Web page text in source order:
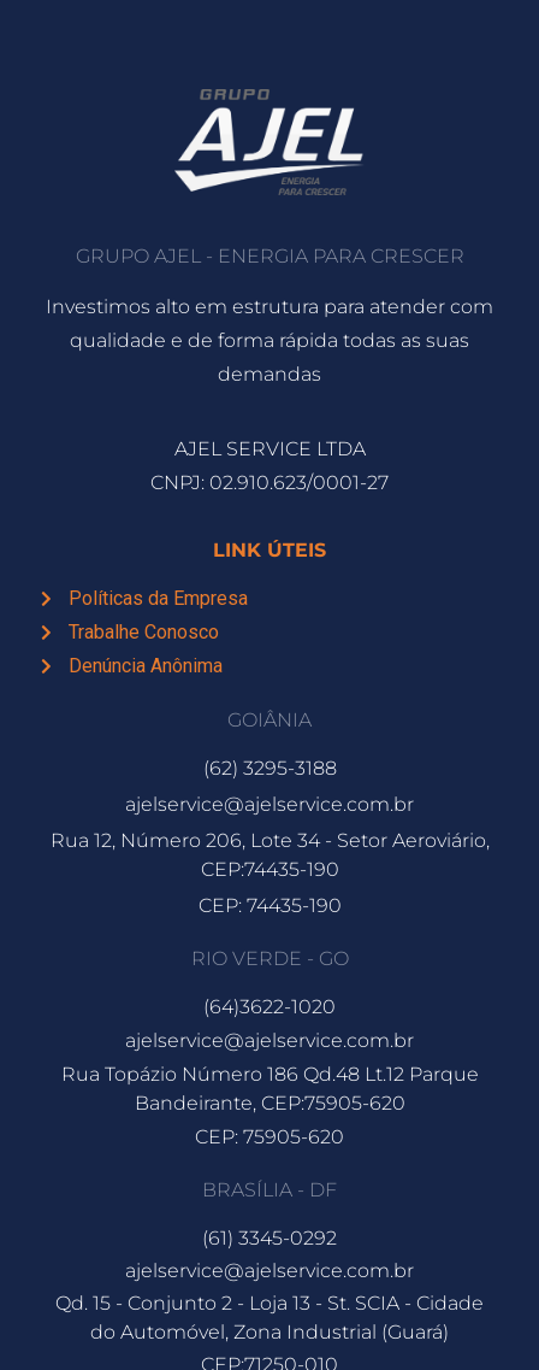
GRUPO AJEL - ENERGIA PARA CRESCER
Investimos alto em estrutura para atender com
qualidade e de forma rápida todas as suas
demandas
AJEL SERVICE LTDA
CNPJ: 02.910.623/0001-27
LINK ÚTEIS
Políticas da Empresa
Trabalhe Conosco
Denúncia Anônima
GOIÂNIA
(62) 3295-3188
ajelservice@ajelservice.com.br
Rua 12, Número 206, Lote 34 - Setor Aeroviário,
CEP:74435-190
CEP: 74435-190
RIO VERDE - GO
(64)3622-1020
ajelservice@ajelservice.com.br
Rua Topázio Número 186 Qd.48 Lt.12 Parque
Bandeirante, CEP:75905-620
CEP: 75905-620
BRASÍLIA - DF
(61) 3345-0292
ajelservice@ajelservice.com.br
Qd. 15 - Conjunto 2 - Loja 13 - St. SCIA - Cidade
do Automóvel, Zona Industrial (Guará)
CEP:71250-010